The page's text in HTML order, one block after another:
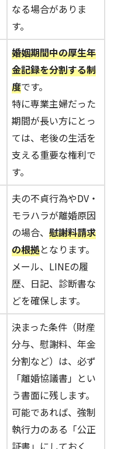
なる場合がありま
す。
婚姻期間中の厚生年
金記録を分割する制
度です。
特に専業主婦だった
期間が長い方にとっ
ては、老後の生活を
支える重要な権利で
す。
夫の不貞行為やDV・
モラハラが離婚原因
の場合、 慰謝料請求
の根拠となります。
メール、LINEの履
歴、日記、診断書な
どを確保します。
決まった条件（財産
分与、慰謝料、年金
分割など）は、必ず
「離婚協議書」とい
う書面に残します。
可能であれば、強制
執行力のある「公正